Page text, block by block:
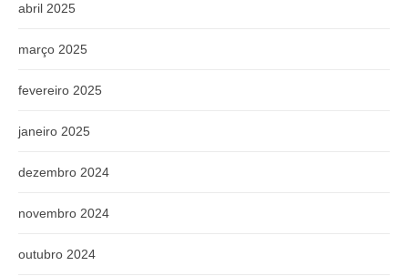
abril 2025
março 2025
fevereiro 2025
janeiro 2025
dezembro 2024
novembro 2024
outubro 2024